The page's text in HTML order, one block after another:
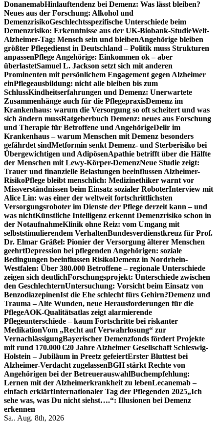
DonanemabHinlauftendenz bei Demenz: Was lässt bleiben?
Neues aus der Forschung: Alkohol und
DemenzrisikoGeschlechtsspezifische Unterschiede beim
Demenzrisiko: Erkenntnisse aus der UK-Biobank-StudieWelt-
Alzheimer-Tag: Mensch sein und bleibenAngehörige bleiben
größter Pflegedienst in Deutschland – Politik muss Strukturen
anpassenPflege Angehörige: Einkommen ok – aber
überlastetSamuel L. Jackson setzt sich mit anderen
Prominenten mit persönlichem Engagement gegen Alzheimer
einPflegeausbildung: nicht alle bleiben bis zum
SchlussKindheitserfahrungen und Demenz: Unerwartete
Zusammenhänge auch für die PflegepraxisDemenz im
Krankenhaus: warum die Versorgung so oft scheitert und was
sich ändern mussRatgeberbuch Demenz: neues aus Forschung
und Therapie für Betroffene und AngehörigeDelir im
Krankenhaus – warum Menschen mit Demenz besonders
gefährdet sindMetformin senkt Demenz- und Sterberisiko bei
Übergewichtigen und AdipösenApathie betrifft über die Hälfte
der Menschen mit Lewy-Körper-DemenzNeue Studie zeigt:
Trauer und finanzielle Belastungen beeinflussen Alzheimer-
RisikoPflege bleibt menschlich: Medizinethiker warnt vor
Missverständnissen beim Einsatz sozialer RoboterInterview mit
Alice Lin: was einer der weltweit fortschrittlichsten
Versorgungsroboter im Dienste der Pflege derzeit kann – und
was nichtKünstliche Intelligenz erkennt Demenzrisiko schon in
der NotaufnahmeKlinik ohne Reiz: vom Umgang mit
selbststimulierendem VerhaltenBundesverdienstkreuz für Prof.
Dr. Elmar Gräßel: Pionier der Versorgung älterer Menschen
geehrtDepression bei pflegenden Angehörigen: soziale
Bedingungen beeinflussen RisikoDemenz in Nordrhein-
Westfalen: Über 380.000 Betroffene – regionale Unterschiede
zeigen sich deutlichForschungsprojekt: Unterschiede zwischen
den GeschlechternUntersuchung: Vorsicht beim Einsatz von
BenzodiazepinenIst die Ehe schlecht fürs Gehirn?Demenz und
Trauma – Alte Wunden, neue Herausforderungen für die
PflegeAOK-Qualitätsatlas zeigt alarmierende
Pflegeunterschiede – kaum Fortschritte bei riskanter
MedikationVom „Recht auf Verwahrlosung“ zur
VernachlässigungBayerischer Demenzfonds fördert Projekte
mit rund 170.000 €20 Jahre Alzheimer Gesellschaft Schleswig-
Holstein – Jubiläum in Preetz gefeiertErster Bluttest bei
Alzheimer-Verdacht zugelassenBGH stärkt Rechte von
Angehörigen bei der BetreuerauswahlBuchempfehlung:
Lernen mit der Alzheimerkrankheit zu lebenLecanemab –
einfach erklärtInternationaler Tag der Pflegenden 2025„Ich
sehe was, was Du nicht siehst….“: Illusionen bei Demenz
erkennen
Sa.. Aug. 8th, 2026